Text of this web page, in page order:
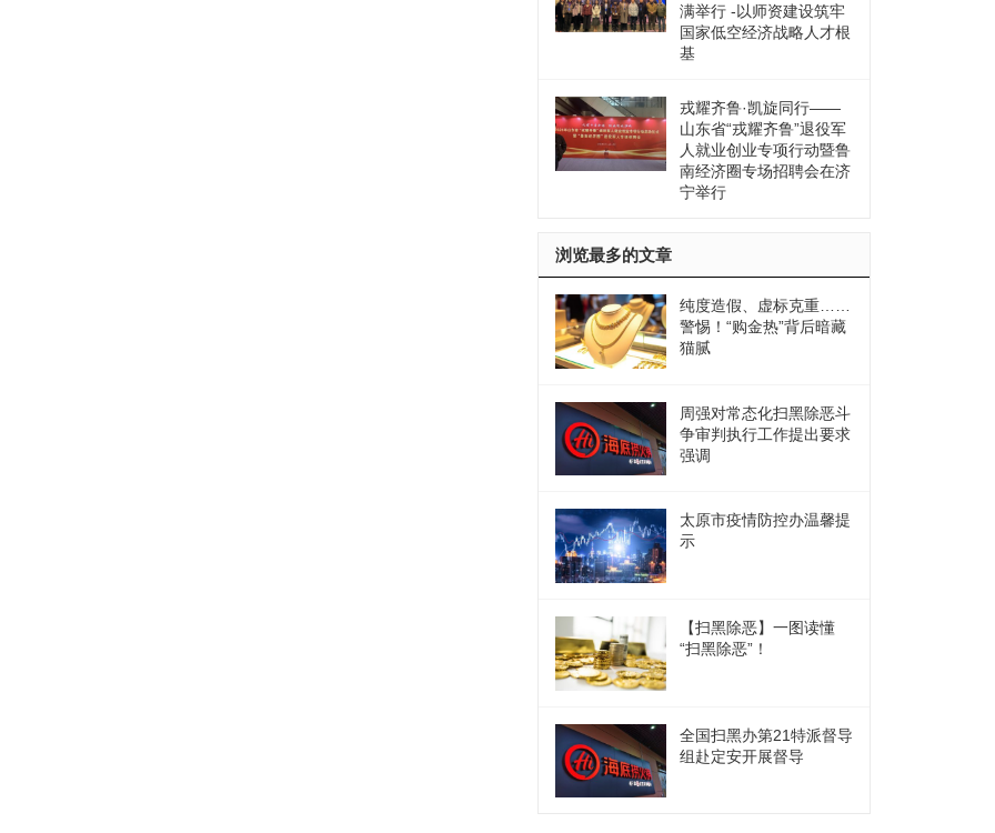
满举行 -以师资建设筑牢
国家低空经济战略人才根
基
戎耀齐鲁·凯旋同行——
山东省“戎耀齐鲁”退役军
人就业创业专项行动暨鲁
南经济圈专场招聘会在济
宁举行
浏览最多的文章
纯度造假、虚标克重……
警惕！“购金热”背后暗藏
猫腻
周强对常态化扫黑除恶斗
争审判执行工作提出要求
强调
太原市疫情防控办温馨提
示
【扫黑除恶】一图读懂
“扫黑除恶”！
全国扫黑办第21特派督导
组赴定安开展督导